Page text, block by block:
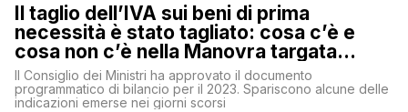
Il taglio dell’IVA sui beni di prima
necessità è stato tagliato: cosa c’è e
cosa non c’è nella Manovra targata
Meloni
Il Consiglio dei Ministri ha approvato il documento
programmatico di bilancio per il 2023. Spariscono alcune delle
indicazioni emerse nei giorni scorsi